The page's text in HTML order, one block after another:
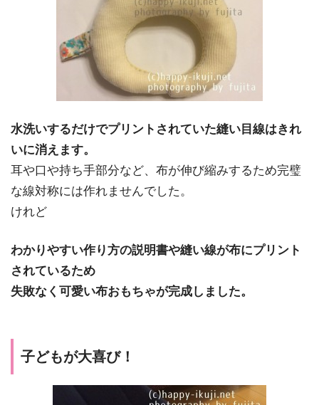
水洗いするだけでプリントされていた縫い目線はきれ
いに消えます。
耳や口や持ち手部分など、布が伸び縮みするため完璧
な線対称には作れませんでした。
けれど
わかりやすい作り方の説明書や縫い線が布にプリント
されているため
失敗なく可愛い布おもちゃが完成しました。
子どもが大喜び！